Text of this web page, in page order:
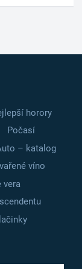
horory
Počasí
– katalog
víno
vera